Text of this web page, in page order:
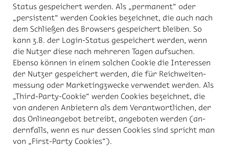
Sta­tus ge­spei­chert wer­den. Als „per­ma­nent“ oder
„per­sis­tent“ wer­den Coo­kies be­zeich­net, die auch nach
dem Schlie­ßen des Brow­sers ge­spei­chert blei­ben. So
kann z.B. der Log­in-Sta­tus ge­spei­chert wer­den, wenn
die Nut­zer die­se nach meh­re­ren Ta­gen auf­su­chen.
Eben­so kön­nen in ei­nem sol­chen Coo­kie die In­ter­es­sen
der Nut­zer ge­spei­chert wer­den, die für Reich­wei­ten­
mes­sung oder Mar­ke­ting­zwe­cke ver­wen­det wer­den. Als
„Third-Par­ty-Coo­kie“ wer­den Coo­kies be­zeich­net, die
von an­de­ren An­bie­tern als dem Ver­ant­wort­li­chen, der
das On­line­an­ge­bot be­treibt, an­ge­bo­ten wer­den (an­
dern­falls, wenn es nur des­sen Coo­kies sind spricht man
von „First-Par­ty Coo­kies“).